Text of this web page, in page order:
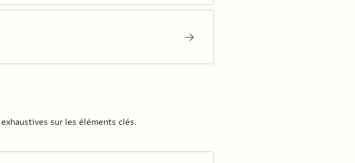
sur les éléments clés.